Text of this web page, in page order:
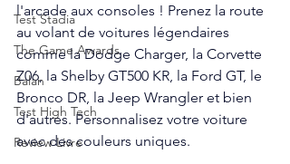
Test Stadia
The Game Awards
Balan
Test High Tech
Review Livre
l'arcade aux consoles ! Prenez la route
au volant de voitures légendaires
comme la Dodge Charger, la Corvette
Z06, la Shelby GT500 KR, la Ford GT, le
Bronco DR, la Jeep Wrangler et bien
d'autres. Personnalisez votre voiture
avec des couleurs uniques.